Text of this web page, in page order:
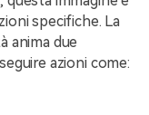
specifiche. La
anima due
azioni come: